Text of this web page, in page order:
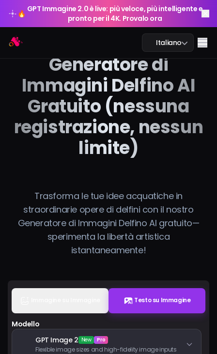
🔥 GPT Immagine 2.0 è live: più veloce, più intelligente e
pronto per il 4K. Provalo ora
Italiano
Chat AI
AI Studio
Strumenti AI
Prezzi
Accedi
🔥
GPT Immagine 2.0 è live: più veloce, più intelligente e
Generatore di
Immagini Delfino AI
Gratuito (nessuna
registrazione, nessun
limite)
Trasforma le tue idee acquatiche in
straordinarie opere di delfini con il nostro
Generatore di Immagini Delfino AI gratuito—
sperimenta la libertà artistica
istantaneamente!
Testo su Immagine
Modello
GPT Image 2 New Pro
Flexible image sizes and high-fidelity image inputs